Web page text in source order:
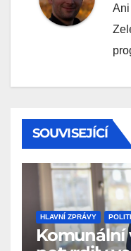
SOUVISEJÍCÍ
HLAVNÍ ZPRÁVY
Komunální